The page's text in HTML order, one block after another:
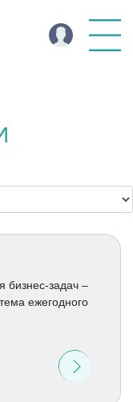
бизнес-задач –
ежегодного